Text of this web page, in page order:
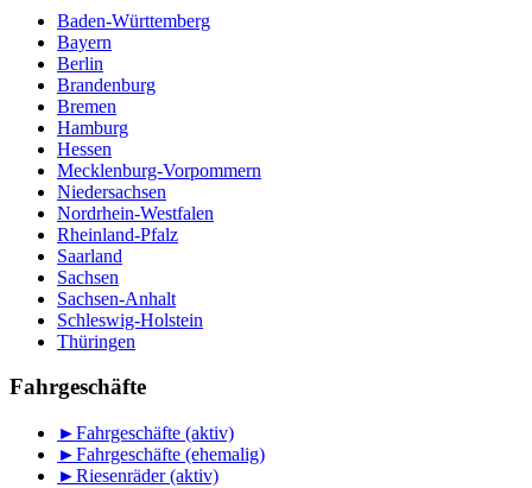
Baden-Württemberg
Bayern
Berlin
Brandenburg
Bremen
Hamburg
Hessen
Mecklenburg-Vorpommern
Niedersachsen
Nordrhein-Westfalen
Rheinland-Pfalz
Saarland
Sachsen
Sachsen-Anhalt
Schleswig-Holstein
Thüringen
Fahrgeschäfte
►Fahrgeschäfte (aktiv)
►Fahrgeschäfte (ehemalig)
►Riesenräder (aktiv)